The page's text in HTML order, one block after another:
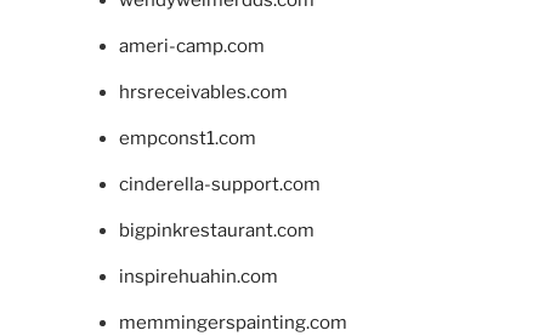
ameri-camp.com
hrsreceivables.com
empconst1.com
cinderella-support.com
bigpinkrestaurant.com
inspirehuahin.com
memmingerspainting.com